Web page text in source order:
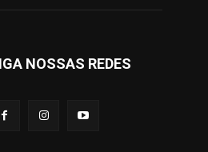
NOSSAS REDES